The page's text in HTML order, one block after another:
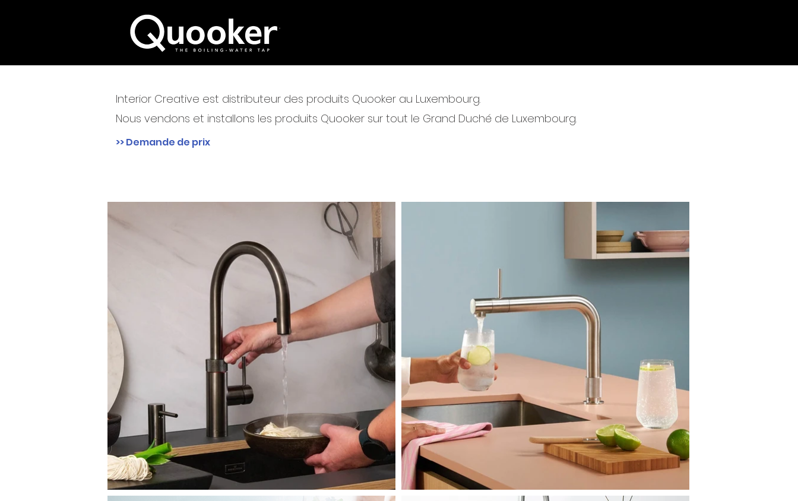
Interior Creative est distributeur des produits Quooker au Luxembourg.
Nous vendons et installons les produits Quooker sur tout le Grand Duché de Luxembourg.
>> Demande de prix